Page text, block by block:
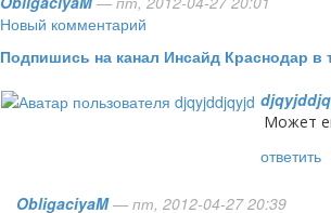
Новый комментарий
Подпишись на канал Инсайд Краснодар в
может
ответить
ObligaciyaM— пт, 2012-04-27 20:39